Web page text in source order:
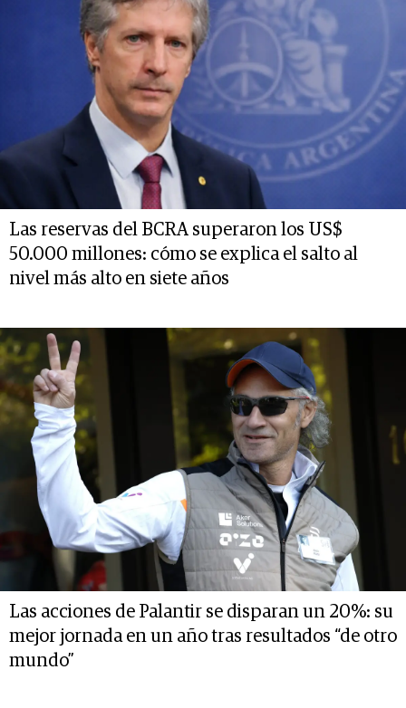
Las reservas del BCRA superaron los US$
50.000 millones: cómo se explica el salto al
nivel más alto en siete años
Las acciones de Palantir se disparan un 20%: su
mejor jornada en un año tras resultados “de otro
mundo”